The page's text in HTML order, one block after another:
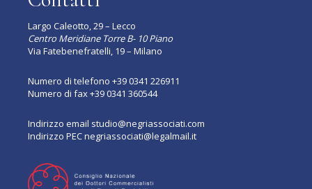
Largo Caleotto, 29 – Lecco
Centro Meridiane Torre B- 10 Piano
Via Fatebenefratelli, 19 – Milano
Numero di telefono +39 0341 226911
Numero di fax +39 0341 360544
Indirizzo email studio@negriassociati.com
Indirizzo PECnegriassociati@legalmail.it